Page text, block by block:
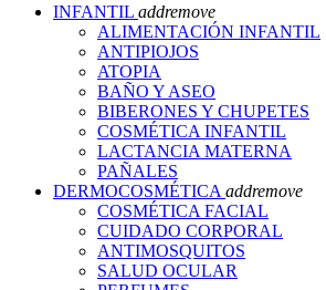
INFANTIL addremove
ALIMENTACIÓN INFANTIL
ANTIPIOJOS
ATOPIA
BAÑO Y ASEO
BIBERONES Y CHUPETES
COSMÉTICA INFANTIL
LACTANCIA MATERNA
PAÑALES
DERMOCOSMÉTICA addremove
COSMÉTICA FACIAL
CUIDADO CORPORAL
ANTIMOSQUITOS
SALUD OCULAR